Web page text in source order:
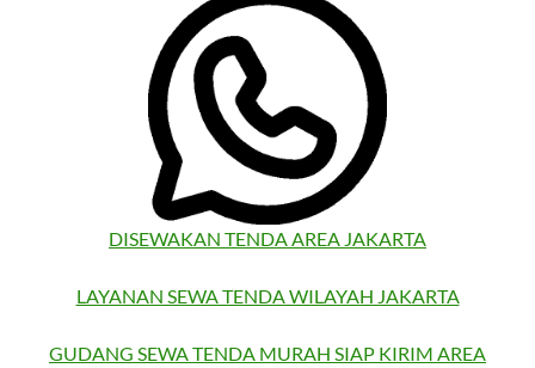
DISEWAKAN TENDA AREA JAKARTA
LAYANAN SEWA TENDA WILAYAH JAKARTA
GUDANG SEWA TENDA MURAH SIAP KIRIM AREA